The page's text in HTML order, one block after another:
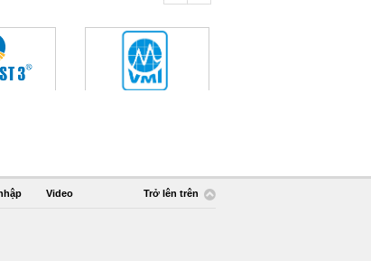
Video Trở lên trên